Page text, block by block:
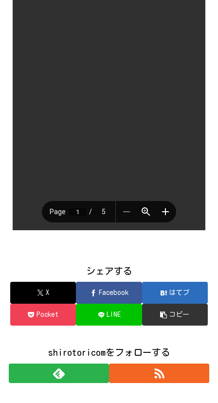
シェアする
X Facebook はてブ
Pocket LINE コピー
shirotoricomをフォローする